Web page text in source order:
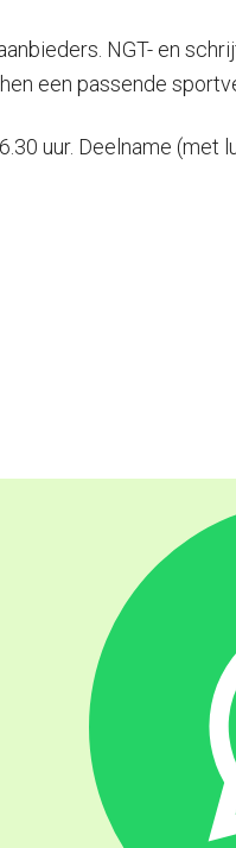
NGT- en
een passende
uur. Deelname (met